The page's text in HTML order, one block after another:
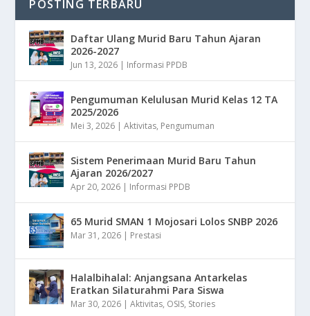
POSTING TERBARU
Daftar Ulang Murid Baru Tahun Ajaran
2026-2027
Jun 13, 2026 | Informasi PPDB
Pengumuman Kelulusan Murid Kelas 12 TA
2025/2026
Mei 3, 2026 |Aktivitas, Pengumuman
Sistem Penerimaan Murid Baru Tahun
Ajaran 2026/2027
Apr 20, 2026 | Informasi PPDB
65 Murid SMAN 1 Mojosari Lolos SNBP 2026
Mar 31, 2026 | Prestasi
Halalbihalal: Anjangsana Antarkelas
Eratkan Silaturahmi Para Siswa
Mar 30, 2026 |Aktivitas, OSIS, Stories